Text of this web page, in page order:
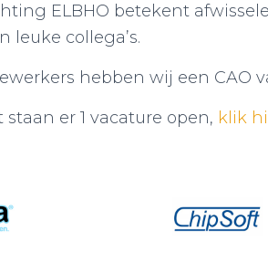
ELBHO betekent
leuke collega’s.
hebben wij een CAO
er 1 vacature open, klik